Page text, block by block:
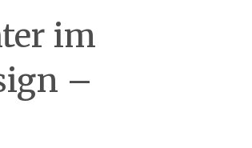
im
–